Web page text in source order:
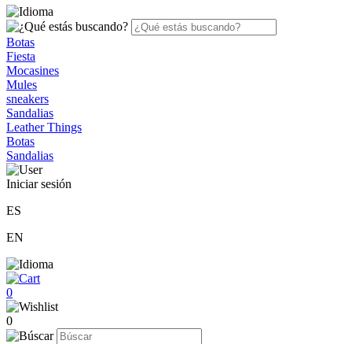
Botas
Fiesta
Mocasines
Mules
sneakers
Sandalias
Leather Things
Botas
Sandalias
Iniciar sesión
ES
EN
0
0